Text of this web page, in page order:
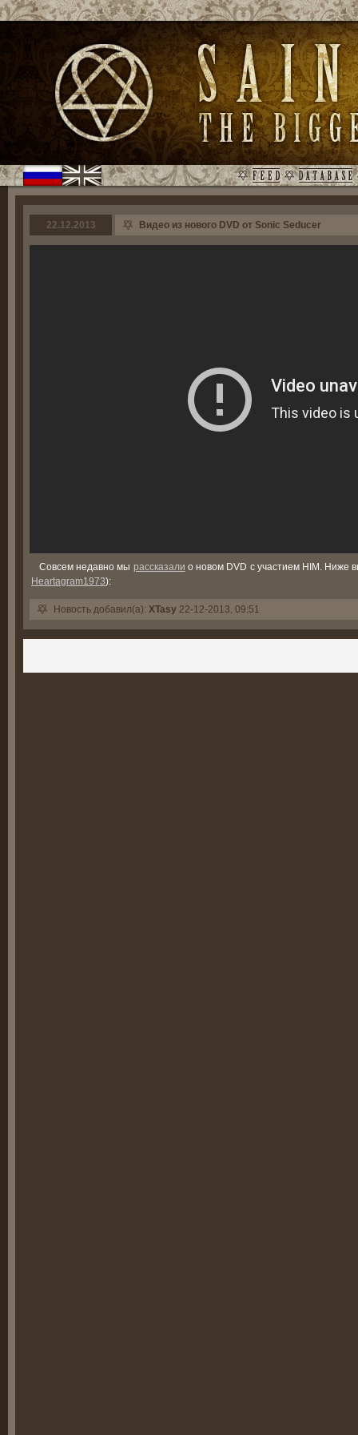
22.12.2013 Видео из нового DVD от Sonic Seducer
Совсем недавно мы рассказали о новом DVD с участием HIM. Ниже
Heartagram1973):
Новость добавил(а): XTasy 22-12-2013, 09:51